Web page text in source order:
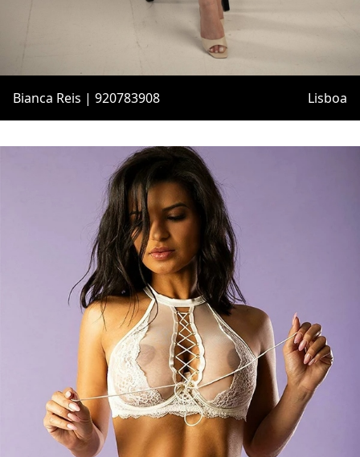
Bianca Reis | 920783908 Lisboa